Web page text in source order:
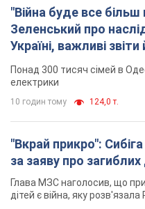
"Війна буде все більш
Зеленський про
Україні, важливі
ворога. Відео
Понад 300 тисяч сімей в
електрики
10 годин тому 124,0 т.
"Вкрай прикро":
за заяву про загиблих
Глава МЗС наголосив, що
дітей є війна, яку розв'язала